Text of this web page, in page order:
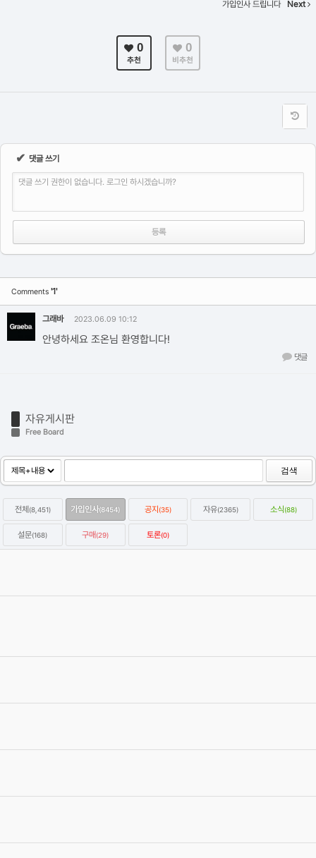
가입인사 드립니다 Next
0
추천
0
비추천
✔ 댓글 쓰기
댓글 쓰기 권한이 없습니다. 로그인 하시겠습니까?
Comments '1'
그래바 2023.06.09 10:12
안녕하세요 조온님 환영합니다!
댓글
자유게시판
Free Board
검색
전체 (8,451) 가입인사(8454) 공지 (35) 자유(2365) 소식(88)
설문(168) 구매(29) 토론(0)